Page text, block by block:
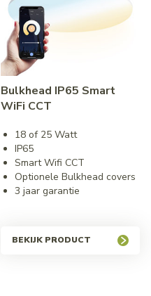
Bulkhead IP65 Smart
WiFi CCT
18 of 25 Watt
IP65
Smart Wifi CCT
Optionele Bulkhead covers
3 jaar garantie
BEKIJK PRODUCT